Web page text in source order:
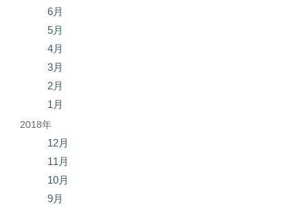
6月
5月
4月
3月
2月
1月
2018年
12月
11月
10月
9月